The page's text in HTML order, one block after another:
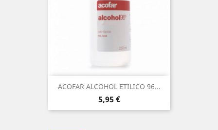
ACOFAR ALCOHOL ETILICO 96...
Precio
5,95 €